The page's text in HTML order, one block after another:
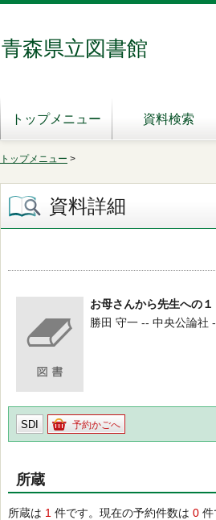
青森県立図書館
トップメニュー 資料検索
トップメニュー >
資料詳細
お母さんから先生への
勝田 守一 -- 中央公論社
SDI 予約かごへ
所蔵
所蔵は 1 件です。現在の予約件数は 0 件